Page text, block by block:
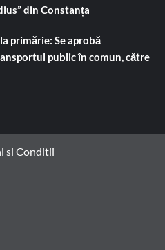
din Constanța
primărie: Se aprobă
public în comun, către
si Conditii